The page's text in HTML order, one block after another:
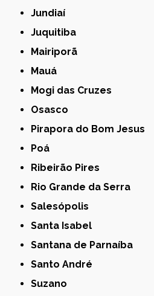
Jundiaí
Juquitiba
Mairiporã
Mauá
Mogi das Cruzes
Osasco
Pirapora do Bom Jesus
Poá
Ribeirão Pires
Rio Grande da Serra
Salesópolis
Santa Isabel
Santana de Parnaíba
Santo André
Suzano